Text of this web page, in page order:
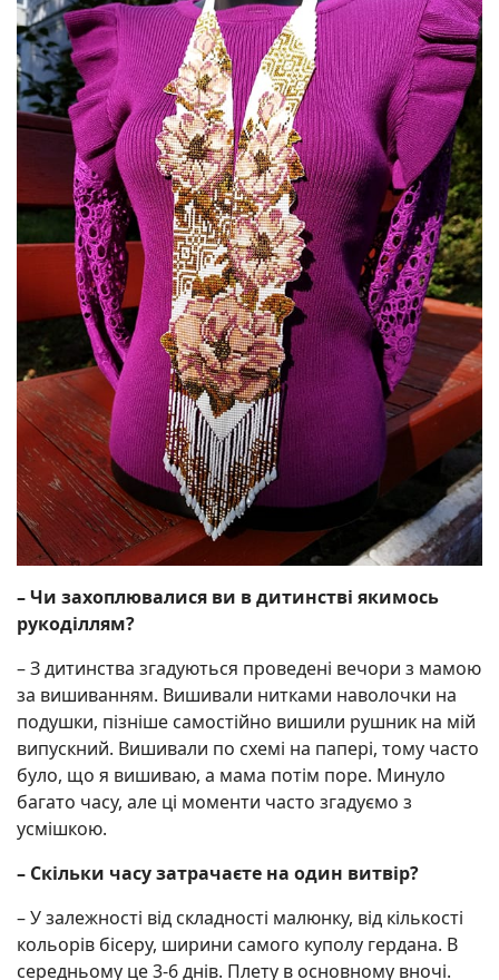
– Чи захоплювалися ви в дитинстві якимось
рукоділлям?
– З дитинства згадуються проведені вечори з мамою
за вишиванням. Вишивали нитками наволочки на
подушки, пізніше самостійно вишили рушник на мій
випускний. Вишивали по схемі на папері, тому часто
було, що я вишиваю, а мама потім поре. Минуло
багато часу, але ці моменти часто згадуємо з
усмішкою.
– Скільки часу затрачаєте на один витвір?
– У залежності від складності малюнку, від кількості
кольорів бісеру, ширини самого куполу гердана. В
середньому це 3-6 днів. Плету в основному вночі.